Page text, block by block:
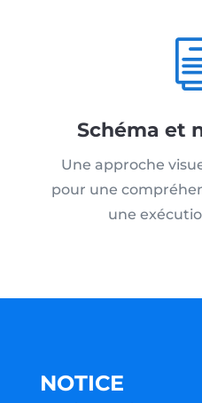
Schéma et
Une approche
pour une
une
NOTICE